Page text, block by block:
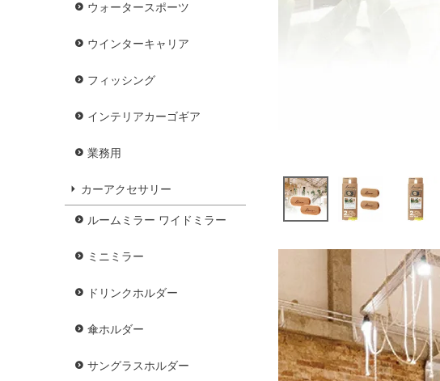
ウォータースポーツ
ウインターキャリア
フィッシング
インテリアカーゴギア
業務用
カーアクセサリー
ルームミラー ワイドミラー
ミニミラー
ドリンクホルダー
傘ホルダー
サングラスホルダー